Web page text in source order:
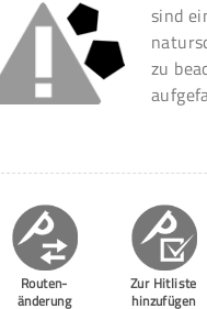
sind
zu
Routen-
änderung
Zur Hitliste
hinzufügen